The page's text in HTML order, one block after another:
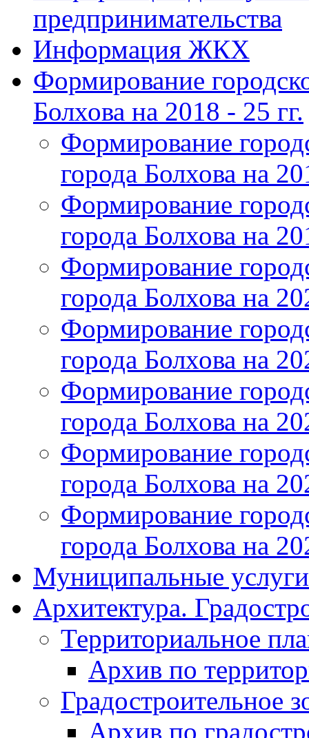
предпринимательства
Информация ЖКХ
Формирование
Болхова на 2018 - 25 гг.
Формирование
города Болхова на
Формирование
города Болхова на
Формирование
города Болхова на
Формирование
города Болхова на
Формирование
города Болхова на
Формирование
города Болхова на
Формирование
города Болхова на
Муниципальные услуги
Архитектура.
Территориальное
Архив по
Градостроительное
Архив по